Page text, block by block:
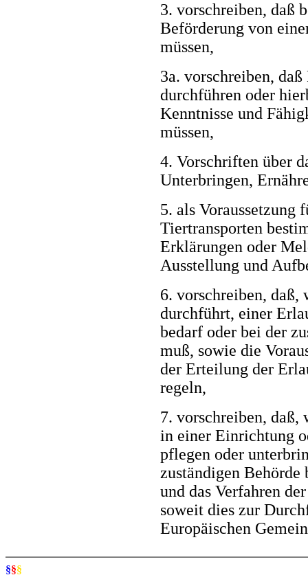
3. vorschreiben, daß
Beförderung von
müssen,
3a. vorschreiben,
durchführen oder
Kenntnisse und
müssen,
4. Vorschriften über
Unterbringen,
5. als Voraussetzung
Tiertransporten
Erklärungen oder
Ausstellung und
6. vorschreiben, daß,
durchführt, einer
bedarf oder bei der
muß, sowie die
der Erteilung der
regeln,
7. vorschreiben, daß,
in einer Einrichtung
pflegen oder
zuständigen Behörde
und das Verfahren
soweit dies zur
Europäischen
§§§